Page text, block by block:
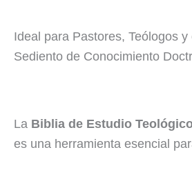
Ideal para Pastores, Teólogos
Sediento de Conocimiento
La Biblia de Estudio
es una herramienta esencial